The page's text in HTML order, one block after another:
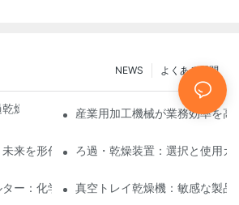
よくある質問
NEWS
燥機と他の乾燥方法の比較
産業用加工機械が業務効率を高
来を形作るイノベーション
ろ過・乾燥装置：選択と使用ガ
ー：化学および食品産業における用途
真空トレイ乾燥機：敏感な製